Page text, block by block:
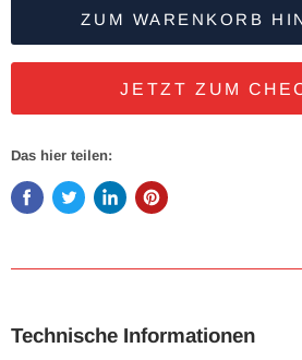
ZUM WARENKORB
JETZT ZUM
Das hier teilen:
Technische Informationen